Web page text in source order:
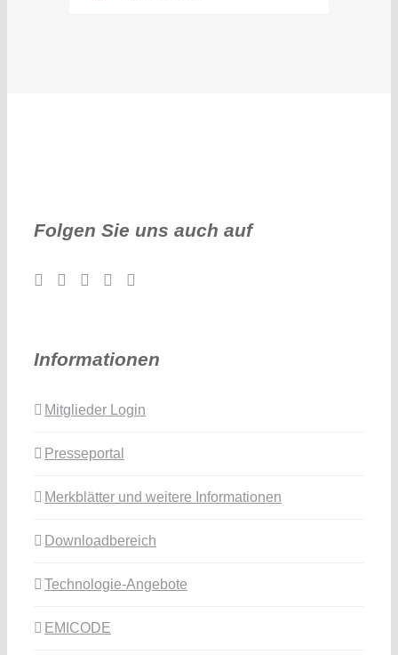
Folgen Sie uns auch auf
Informationen
Mitglieder Login
Presseportal
Merkblätter und weitere Informationen
Downloadbereich
Technologie-Angebote
EMICODE